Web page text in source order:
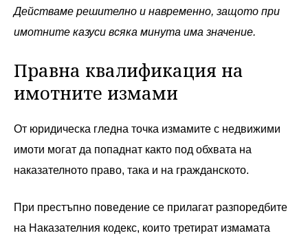
Действаме решително и навременно, защото при
имотните казуси всяка минута има значение.
Правна квалификация на
имотните измами
От юридическа гледна точка измамите с недвижими
имоти могат да попаднат както под обхвата на
наказателното право, така и на гражданското.
При престъпно поведение се прилагат разпоредбите
на Наказателния кодекс, които третират измамата